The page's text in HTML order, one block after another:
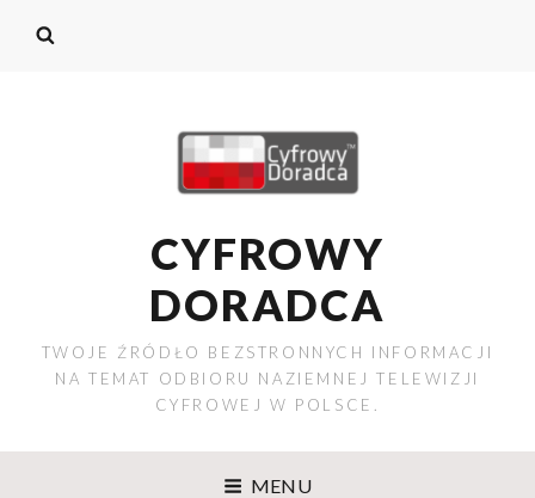
CYFROWY
DORADCA
TWOJE ŹRÓDŁO BEZSTRONNYCH INFORMACJI
NA TEMAT ODBIORU NAZIEMNEJ TELEWIZJI
CYFROWEJ W POLSCE.
MENU